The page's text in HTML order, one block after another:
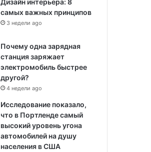
Дизайн интерьера: 8
самых важных принципов
3 недели ago
Почему одна зарядная
станция заряжает
электромобиль быстрее
другой?
4 недели ago
Исследование показало,
что в Портленде самый
высокий уровень угона
автомобилей на душу
населения в США